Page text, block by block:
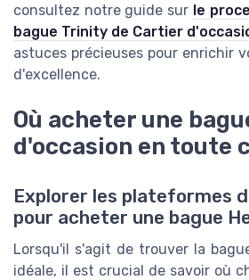
consultez notre guide sur le
bague Trinity de Cartier
astuces précieuses pour enrichir
d'excellence.
Où acheter une
d'occasion en toute
Explorer les plateformes
pour acheter une bague
Lorsqu'il s'agit de trouver la
idéale, il est crucial de savoir où